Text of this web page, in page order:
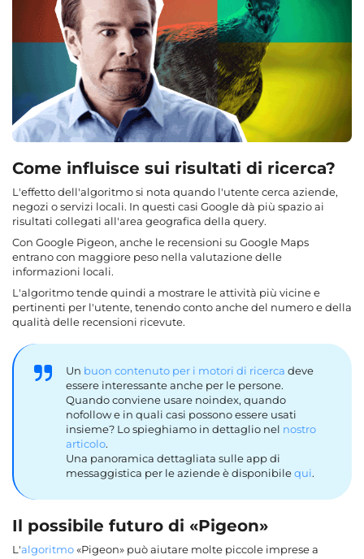
Come influisce sui risultati di ricerca?
L'effetto dell'algoritmo si nota quando l'utente cerca aziende,
negozi o servizi locali. In questi casi Google dà più spazio ai
risultati collegati all'area geografica della query.
Con Google Pigeon, anche le recensioni su Google Maps
entrano con maggiore peso nella valutazione delle
informazioni locali.
L'algoritmo tende quindi a mostrare le attività più vicine e
pertinenti per l'utente, tenendo conto anche del numero e della
qualità delle recensioni ricevute.
Un buon contenuto per i motori di ricerca deve
essere interessante anche per le persone.
Quando conviene usare noindex, quando
nofollow e in quali casi possono essere usati
insieme? Lo spieghiamo in dettaglio nel nostro
articolo.
Una panoramica dettagliata sulle app di
messaggistica per le aziende è disponibilequi.
Il possibile futuro di «Pigeon»
L'algoritmo«Pigeon» può aiutare molte piccole imprese a